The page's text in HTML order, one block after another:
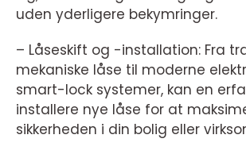
uden yderligere bekymringer.
– Låseskift og -installation: Fra
mekaniske låse til moderne
smart-lock systemer, kan en
installere nye låse for at
sikkerheden i din bolig eller